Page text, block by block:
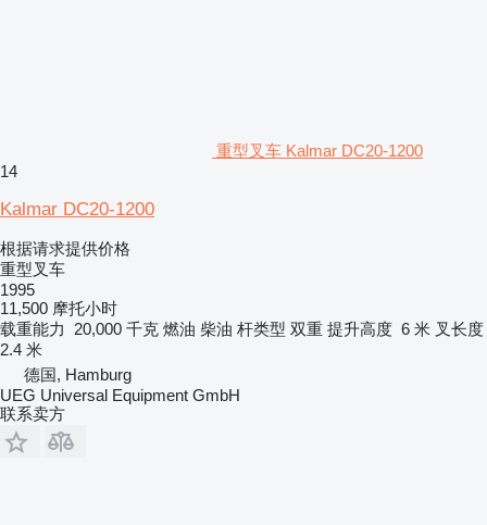
重型叉车 Kalmar DC20-1200
14
Kalmar DC20-1200
根据请求提供价格
重型叉车
1995
11,500 摩托小时
载重能力
20,000 千克 燃油 柴油 杆类型 双重 提升高度 6 米 叉长度
2.4 米
德国, Hamburg
UEG Universal Equipment GmbH
联系卖方